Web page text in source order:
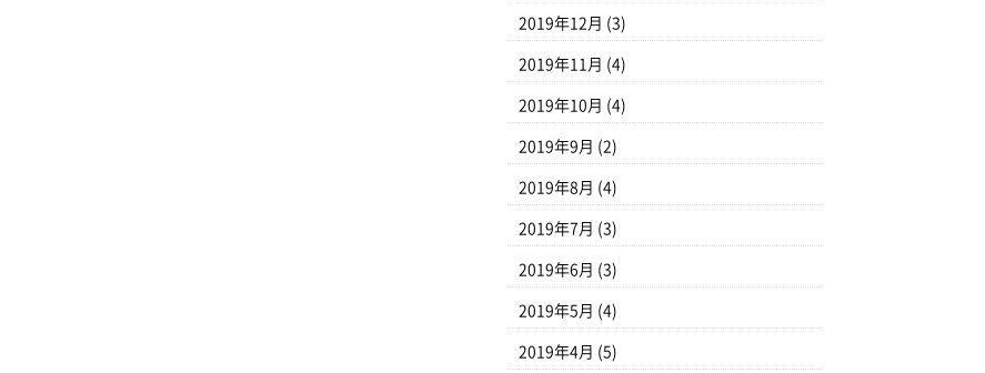
2019年12月 (3)
2019年11月 (4)
2019年10月 (4)
2019年9月 (2)
2019年8月 (4)
2019年7月 (3)
2019年6月 (3)
2019年5月 (4)
2019年4月 (5)